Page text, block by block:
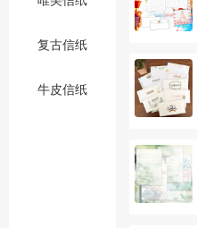
复古信纸
牛皮信纸